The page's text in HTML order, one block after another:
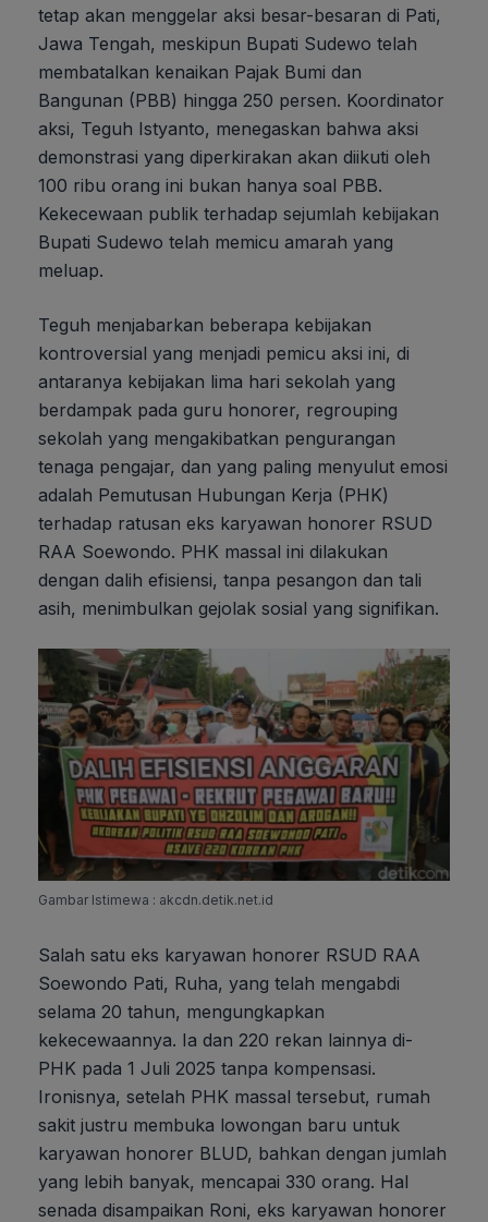
tetap akan menggelar aksi besar-besaran di Pati,
Jawa Tengah, meskipun Bupati Sudewo telah
membatalkan kenaikan Pajak Bumi dan
Bangunan (PBB) hingga 250 persen. Koordinator
aksi, Teguh Istyanto, menegaskan bahwa aksi
demonstrasi yang diperkirakan akan diikuti oleh
100 ribu orang ini bukan hanya soal PBB.
Kekecewaan publik terhadap sejumlah kebijakan
Bupati Sudewo telah memicu amarah yang
meluap.
Teguh menjabarkan beberapa kebijakan
kontroversial yang menjadi pemicu aksi ini, di
antaranya kebijakan lima hari sekolah yang
berdampak pada guru honorer, regrouping
sekolah yang mengakibatkan pengurangan
tenaga pengajar, dan yang paling menyulut emosi
adalah Pemutusan Hubungan Kerja (PHK)
terhadap ratusan eks karyawan honorer RSUD
RAA Soewondo. PHK massal ini dilakukan
dengan dalih efisiensi, tanpa pesangon dan tali
asih, menimbulkan gejolak sosial yang signifikan.
Gambar Istimewa : akcdn.detik.net.id
Salah satu eks karyawan honorer RSUD RAA
Soewondo Pati, Ruha, yang telah mengabdi
selama 20 tahun, mengungkapkan
kekecewaannya. Ia dan 220 rekan lainnya di-
PHK pada 1 Juli 2025 tanpa kompensasi.
Ironisnya, setelah PHK massal tersebut, rumah
sakit justru membuka lowongan baru untuk
karyawan honorer BLUD, bahkan dengan jumlah
yang lebih banyak, mencapai 330 orang. Hal
senada disampaikan Roni, eks karyawan honorer